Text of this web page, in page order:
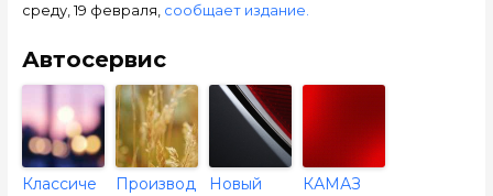
среду, 19 февраля, сообщает издание.
Автосервис
Классиче
Производ
Новый
КАМАЗ